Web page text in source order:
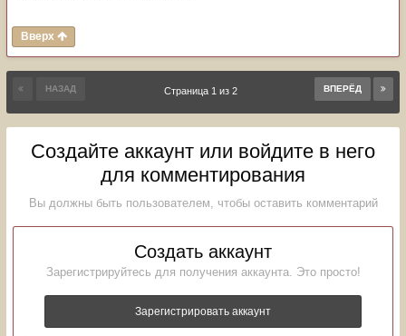
Вверх
НАЗАД ВПЕРЁД
Страница 1 из 2
Создайте аккаунт или войдите в него
для комментирования
Вы должны быть пользователем, чтобы оставить комментарий
Создать аккаунт
Зарегистрируйтесь для получения аккаунта. Это просто!
Зарегистрировать аккаунт